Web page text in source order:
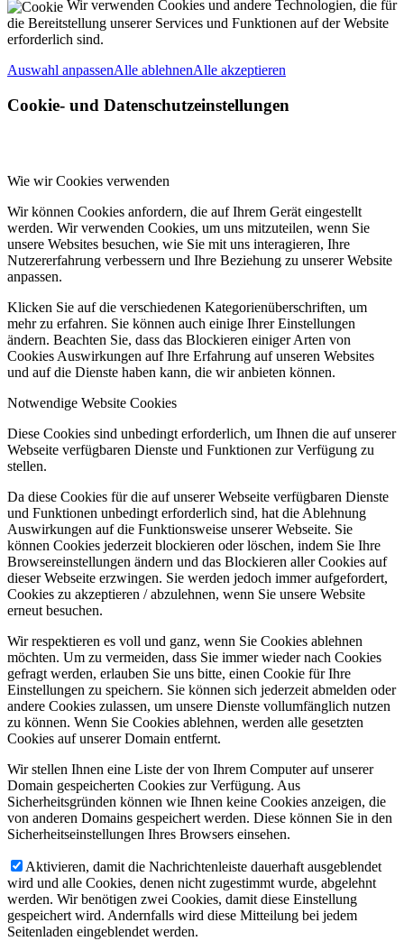
Wir verwenden Cookies und andere Technologien, die für
die Bereitstellung unserer Services und Funktionen auf der Website
erforderlich sind.
Auswahl anpassenAlle ablehnenAlle akzeptieren
Cookie- und Datenschutzeinstellungen
Wie wir Cookies verwenden
Wir können Cookies anfordern, die auf Ihrem Gerät eingestellt
werden. Wir verwenden Cookies, um uns mitzuteilen, wenn Sie
unsere Websites besuchen, wie Sie mit uns interagieren, Ihre
Nutzererfahrung verbessern und Ihre Beziehung zu unserer Website
anpassen.
Klicken Sie auf die verschiedenen Kategorienüberschriften, um
mehr zu erfahren. Sie können auch einige Ihrer Einstellungen
ändern. Beachten Sie, dass das Blockieren einiger Arten von
Cookies Auswirkungen auf Ihre Erfahrung auf unseren Websites
und auf die Dienste haben kann, die wir anbieten können.
Notwendige Website Cookies
Diese Cookies sind unbedingt erforderlich, um Ihnen die auf unserer
Webseite verfügbaren Dienste und Funktionen zur Verfügung zu
stellen.
Da diese Cookies für die auf unserer Webseite verfügbaren Dienste
und Funktionen unbedingt erforderlich sind, hat die Ablehnung
Auswirkungen auf die Funktionsweise unserer Webseite. Sie
können Cookies jederzeit blockieren oder löschen, indem Sie Ihre
Browsereinstellungen ändern und das Blockieren aller Cookies auf
dieser Webseite erzwingen. Sie werden jedoch immer aufgefordert,
Cookies zu akzeptieren / abzulehnen, wenn Sie unsere Website
erneut besuchen.
Wir respektieren es voll und ganz, wenn Sie Cookies ablehnen
möchten. Um zu vermeiden, dass Sie immer wieder nach Cookies
gefragt werden, erlauben Sie uns bitte, einen Cookie für Ihre
Einstellungen zu speichern. Sie können sich jederzeit abmelden oder
andere Cookies zulassen, um unsere Dienste vollumfänglich nutzen
zu können. Wenn Sie Cookies ablehnen, werden alle gesetzten
Cookies auf unserer Domain entfernt.
Wir stellen Ihnen eine Liste der von Ihrem Computer auf unserer
Domain gespeicherten Cookies zur Verfügung. Aus
Sicherheitsgründen können wie Ihnen keine Cookies anzeigen, die
von anderen Domains gespeichert werden. Diese können Sie in den
Sicherheitseinstellungen Ihres Browsers einsehen.
Aktivieren, damit die Nachrichtenleiste dauerhaft ausgeblendet
wird und alle Cookies, denen nicht zugestimmt wurde, abgelehnt
werden. Wir benötigen zwei Cookies, damit diese Einstellung
gespeichert wird. Andernfalls wird diese Mitteilung bei jedem
Seitenladen eingeblendet werden.